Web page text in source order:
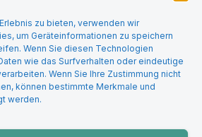
zu bieten, verwenden wir
um Geräteinformationen zu speichern
Wenn Sie diesen Technologien
wie das Surfverhalten oder eindeutige
Wenn Sie Ihre Zustimmung nicht
können bestimmte Merkmale und
werden.Bayern